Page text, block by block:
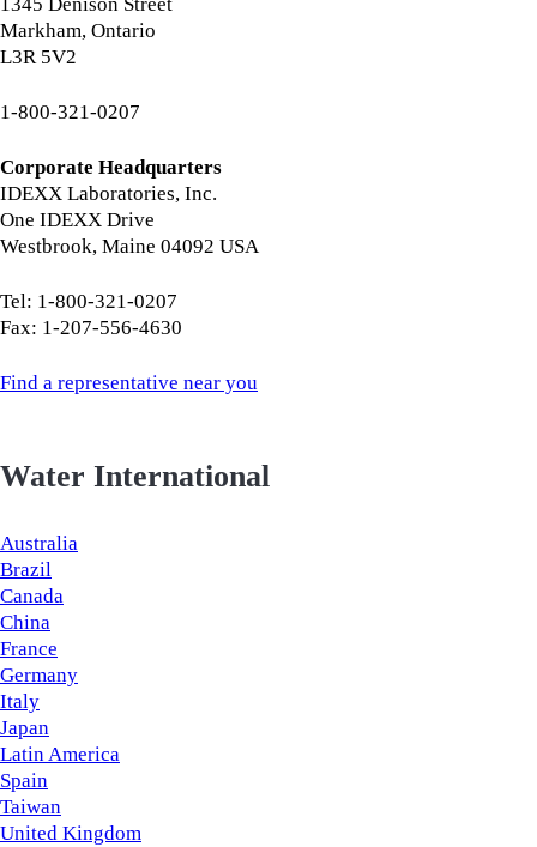
Markham, Ontario
L3R 5V2
1-800-321-0207
Corporate Headquarters
IDEXX Laboratories, Inc.
One IDEXX Drive
Westbrook, Maine 04092 USA
Tel: 1-800-321-0207
Fax: 1-207-556-4630
Find a representative near you
Water International
Australia
Brazil
Canada
China
France
Germany
Italy
Japan
Latin America
Spain
Taiwan
United Kingdom